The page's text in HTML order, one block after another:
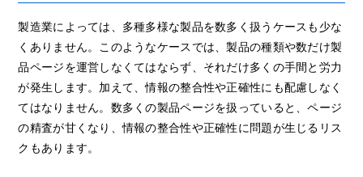
製造業によっては、多種多様な製品を数多く扱うケースも少な
くありません。このようなケースでは、製品の種類や数だけ製
品ページを運営しなくてはならず、それだけ多くの手間と労力
が発生します。加えて、情報の整合性や正確性にも配慮しなく
てはなりません。数多くの製品ページを扱っていると、ページ
の精査が甘くなり、情報の整合性や正確性に問題が生じるリス
クもあります。